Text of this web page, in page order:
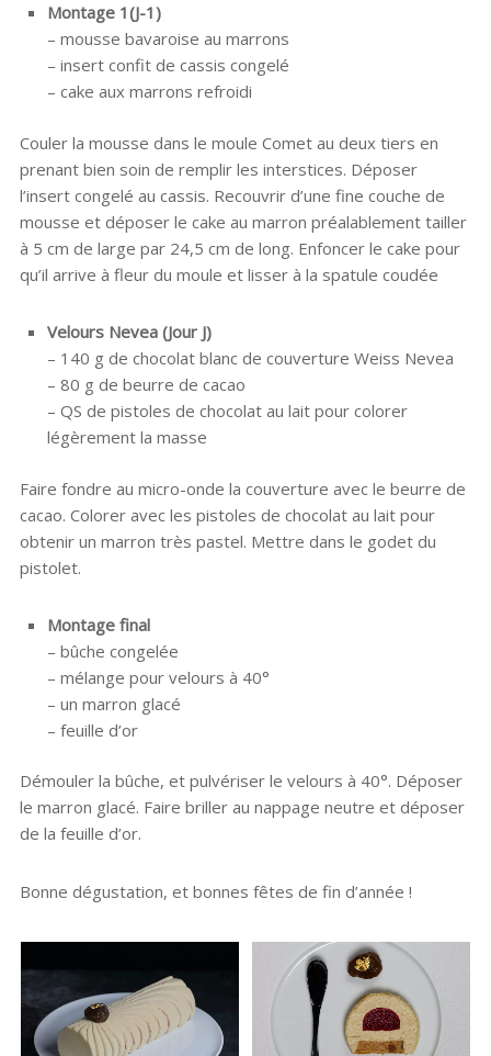
Montage 1(J-1)
– mousse bavaroise au marrons
– insert confit de cassis congelé
– cake aux marrons refroidi
Couler la mousse dans le moule Comet au deux tiers en
prenant bien soin de remplir les interstices. Déposer
l’insert congelé au cassis. Recouvrir d’une fine couche de
mousse et déposer le cake au marron préalablement tailler
à 5 cm de large par 24,5 cm de long. Enfoncer le cake pour
qu’il arrive à fleur du moule et lisser à la spatule coudée
Velours Nevea (Jour J)
– 140 g de chocolat blanc de couverture Weiss Nevea
– 80 g de beurre de cacao
– QS de pistoles de chocolat au lait pour colorer
légèrement la masse
Faire fondre au micro-onde la couverture avec le beurre de
cacao. Colorer avec les pistoles de chocolat au lait pour
obtenir un marron très pastel. Mettre dans le godet du
pistolet.
Montage final
– bûche congelée
– mélange pour velours à 40°
– un marron glacé
– feuille d’or
Démouler la bûche, et pulvériser le velours à 40°. Déposer
le marron glacé. Faire briller au nappage neutre et déposer
de la feuille d’or.
Bonne dégustation, et bonnes fêtes de fin d’année !